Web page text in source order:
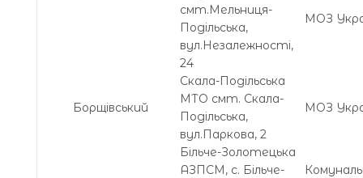
Борщівський
смт.Мельниця-
Подільська,
вул.Незалежності,
24
МОЗ
Скала-Подільська
МТО смт. Скала-
Подільська,
вул.Паркова, 2
МОЗ
Більче-Золотецька
АЗПСМ, с. Більче-